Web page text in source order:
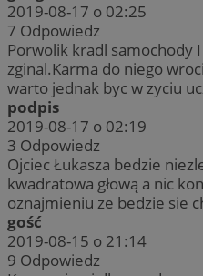
2019-08-17 o 02:25
7 Odpowiedz
Porwolik kradl samochody
zginal.Karma do niego
warto jednak byc w zyciu
podpis
2019-08-17 o 02:19
3 Odpowiedz
Ojciec Łukasza bedzie
kwadratowa głową a nic
oznajmieniu ze bedzie sie
gość
2019-08-15 o 21:14
9 Odpowiedz